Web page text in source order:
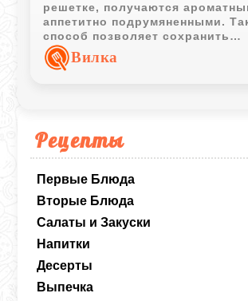
Рецепты
Первые Блюда
Вторые Блюда
Салаты и Закуски
Напитки
Десерты
Выпечка
решетке, получаются
аппетитно подрумяненными.
способ позволяет сохранить
насыщенный вкус мяса и
сочетается с овощами и
Вилка